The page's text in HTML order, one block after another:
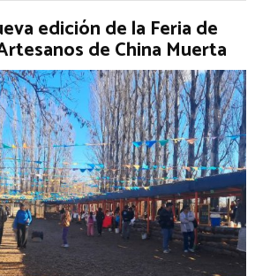
edición de la Feria de
de China Muerta